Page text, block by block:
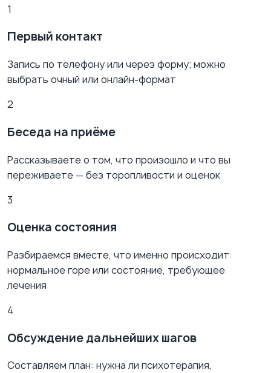
1
Первый контакт
Запись по телефону или через форму; можно
выбрать очный или онлайн-формат
2
Беседа на приёме
Рассказываете о том, что произошло и что вы
переживаете — без торопливости и оценок
3
Оценка состояния
Разбираемся вместе, что именно происходит:
нормальное горе или состояние, требующее
лечения
4
Обсуждение дальнейших шагов
Составляем план: нужна ли психотерапия,